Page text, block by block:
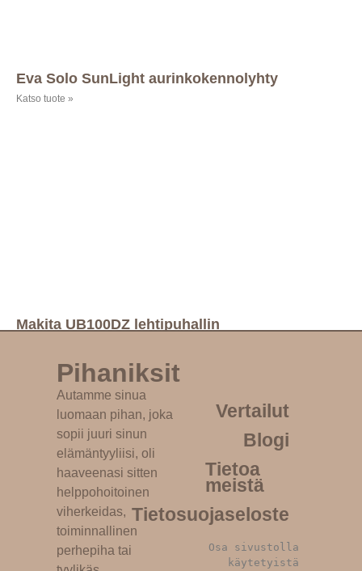
Eva Solo SunLight aurinkokennolyhty
Katso tuote »
Makita UB100DZ lehtipuhallin
Pihaniksit
Autamme sinua
luomaan pihan, joka
sopii juuri sinun
elämäntyyliisi, oli
haaveenasi sitten
helppohoitoinen
viherkeidas,
toiminnallinen
perhepiha tai
Vertailut
Blogi
Tietoa
meistä
Tietosuojaseloste
Osa sivustolla
käytetyistä